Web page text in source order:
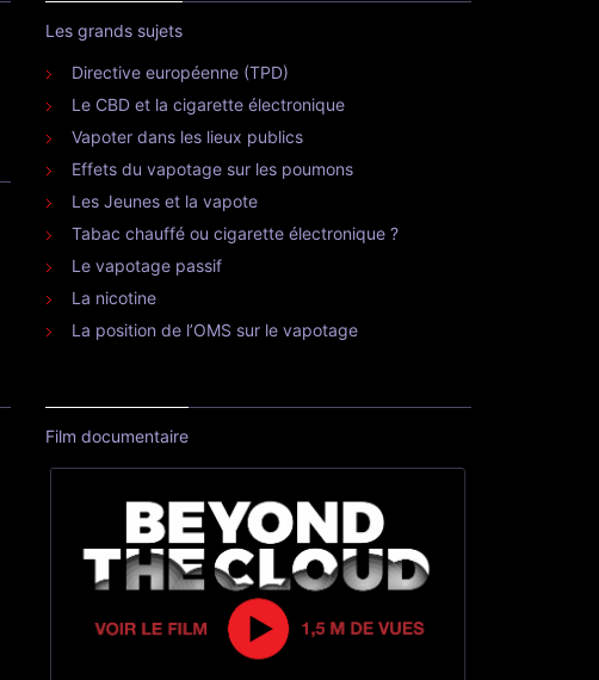
Les grands sujets
Directive européenne (TPD)
Le CBD et la cigarette électronique
Vapoter dans les lieux publics
Effets du vapotage sur les poumons
Les Jeunes et la vapote
Tabac chauffé ou cigarette électronique ?
Le vapotage passif
La nicotine
La position de l’OMS sur le vapotage
Film documentaire